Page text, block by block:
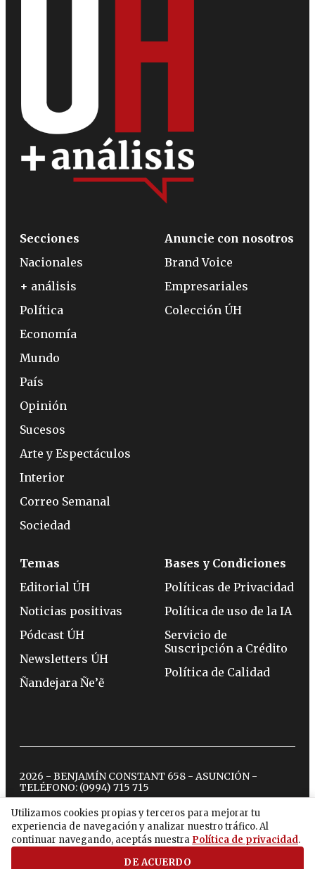
Utilizamos cookies propias y terceros para mejorar tu
experiencia de navegación y analizar nuestro tráfico. Al
continuar navegando, aceptás nuestra Política de privacidad.
DE ACUERDO
Secciones
Nacionales
+ análisis
Política
Economía
Mundo
País
Opinión
Sucesos
Arte y Espectáculos
Interior
Correo Semanal
Sociedad
Anuncie con nosotros
Brand Voice
Empresariales
Colección ÚH
Temas
Editorial ÚH
Noticias positivas
Pódcast ÚH
Newsletters ÚH
Ñandejara Ñe’ẽ
Bases y Condiciones
Políticas de Privacidad
Política de uso de la IA
Servicio de
Suscripción a Crédito
Política de Calidad
2026 - BENJAMÍN CONSTANT 658 - ASUNCIÓN -
TELÉFONO: (0994) 715 715
twitterinstagram
facebook
tiktokyoutubespotify